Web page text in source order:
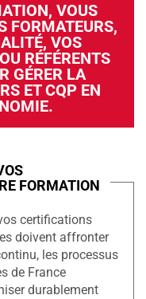
VOUS
FORMATEURS,
VOS
RÉFÉRENTS
GÉRER LA
ET CQP EN
FORMATION
certifications
doivent affronter
les processus
de France
durablement